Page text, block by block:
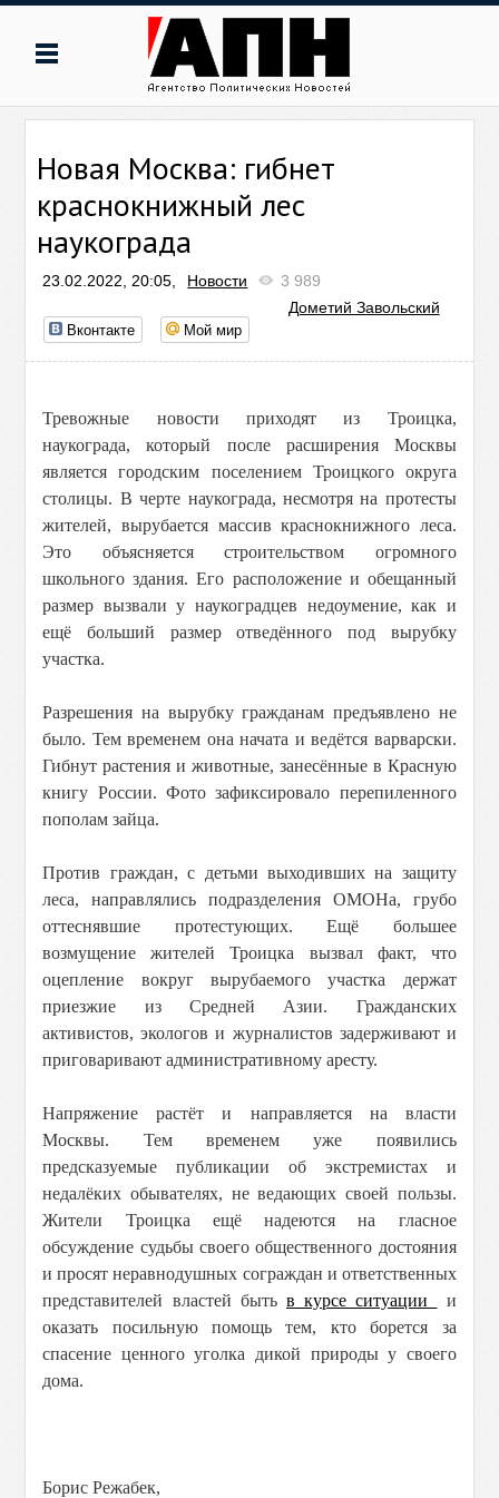
Новая Москва: гибнет
краснокнижный лес
наукограда
23.02.2022, 20:05, Новости
3 989
Дометий Завольский
Вконтакте Мой мир
Тревожные новости приходят из Троицка,
наукограда, который после расширения Москвы
является городским поселением Троицкого округа
столицы. В черте наукограда, несмотря на протесты
жителей, вырубается массив краснокнижного леса.
Это объясняется строительством огромного
школьного здания. Его расположение и обещанный
размер вызвали у наукоградцев недоумение, как и
ещё больший размер отведённого под вырубку
участка.
Разрешения на вырубку гражданам предъявлено не
было. Тем временем она начата и ведётся варварски.
Гибнут растения и животные, занесённые в Красную
книгу России. Фото зафиксировало перепиленного
пополам зайца.
Против граждан, с детьми выходивших на защиту
леса, направлялись подразделения ОМОНа, грубо
оттеснявшие протестующих. Ещё большее
возмущение жителей Троицка вызвал факт, что
оцепление вокруг вырубаемого участка держат
приезжие из Средней Азии. Гражданских
активистов, экологов и журналистов задерживают и
приговаривают административному аресту.
Напряжение растёт и направляется на власти
Москвы. Тем временем уже появились
предсказуемые публикации об экстремистах и
недалёких обывателях, не ведающих своей пользы.
Жители Троицка ещё надеются на гласное
обсуждение судьбы своего общественного достояния
и просят неравнодушных сограждан и ответственных
представителей властей быть в курсе ситуации
и
оказать посильную помощь тем, кто борется за
спасение ценного уголка дикой природы у своего
дома.
Борис Режабек,